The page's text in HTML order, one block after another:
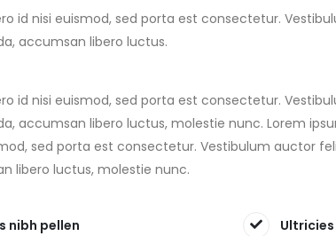
id nisi euismod, sed porta est consectetur.
accumsan libero luctus.
id nisi euismod, sed porta est consectetur.
accumsan libero luctus, molestie nunc. Lorem
sed porta est consectetur. Vestibulum auctor
libero luctus, molestie nunc.
nibh pellen